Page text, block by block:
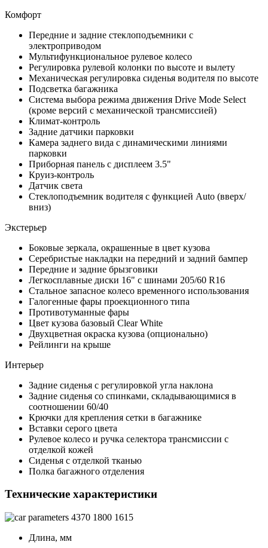
Комфорт
Передние и задние стеклоподъемники с
электроприводом
Мультифункциональное рулевое колесо
Регулировка рулевой колонки по высоте и вылету
Механическая регулировка сиденья водителя по высоте
Подсветка багажника
Система выбора режима движения Drive Mode Select
(кроме версий с механической трансмиссией)
Климат-контроль
Задние датчики парковки
Камера заднего вида с динамическими линиями
парковки
Приборная панель с дисплеем 3.5"
Круиз-контроль
Датчик света
Стеклоподъемник водителя с функцией Auto (вверх/
вниз)
Экстерьер
Боковые зеркала, окрашенные в цвет кузова
Серебристые накладки на передний и задний бампер
Передние и задние брызговики
Легкосплавные диски 16" с шинами 205/60 R16
Стальное запасное колесо временного использования
Галогенные фары проекционного типа
Противотуманные фары
Цвет кузова базовый Clear White
Двухцветная окраска кузова (опционально)
Рейлинги на крыше
Интерьер
Задние сиденья с регулировкой угла наклона
Задние сиденья со спинками, складывающимися в
соотношении 60/40
Крючки для крепления сетки в багажнике
Вставки серого цвета
Рулевое колесо и ручка селектора трансмиссии с
отделкой кожей
Сиденья с отделкой тканью
Полка багажного отделения
Технические характеристики
4370 1800 1615
Длина, мм